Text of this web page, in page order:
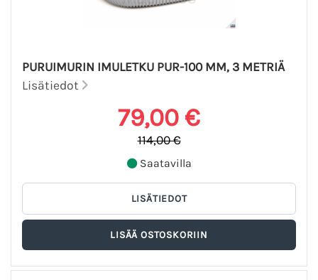
PURUIMURIN IMULETKU PUR-100 MM, 3 METRIÄ
Lisätiedot
79,00 €
114,00 €
Saatavilla